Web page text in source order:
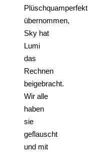
Plüschquamperfekt
übernommen,
Sky hat
Lumi
das
Rechnen
beigebracht.
Wir alle
haben
sie
geflauscht
und mit